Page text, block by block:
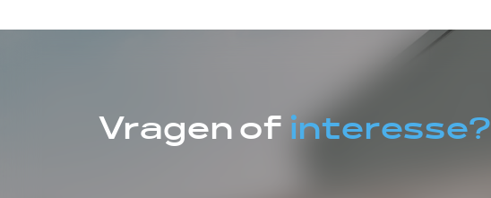
Vragen of interesse?